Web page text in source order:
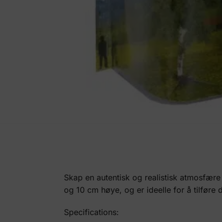
Skap en autentisk og realistisk
og 10 cm høye, og er ideelle for å tilføre
Specifications: